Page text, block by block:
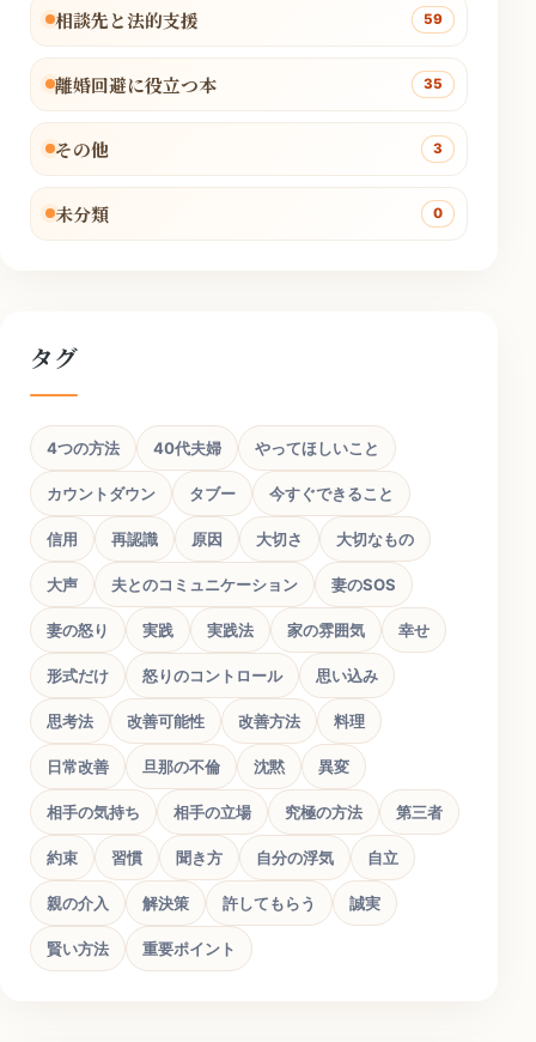
相談先と法的支援 59
離婚回避に役立つ本 35
その他 3
未分類 0
タグ
4つの方法 40代夫婦 やってほしいこと
カウントダウン タブー 今すぐできること
信用 再認識 原因 大切さ 大切なもの
大声 夫とのコミュニケーション 妻のSOS
妻の怒り 実践 実践法 家の雰囲気 幸せ
形式だけ 怒りのコントロール 思い込み
思考法 改善可能性 改善方法 料理
日常改善 旦那の不倫 沈黙 異変
相手の気持ち 相手の立場 究極の方法 第三者
約束 習慣 聞き方 自分の浮気 自立
親の介入 解決策 許してもらう 誠実
賢い方法 重要ポイント